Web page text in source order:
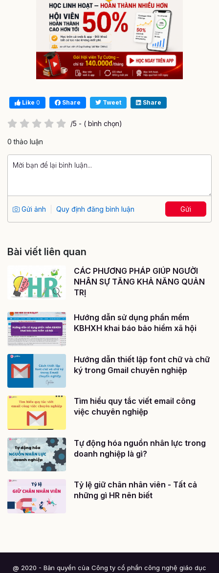
Like 0 Share Tweet Share
/5 - ( bình chọn)
0 thảo luận
Gửi ảnh Quy định đăng bình luận Gửi
Bài viết liên quan
CÁC PHƯƠNG PHÁP GIÚP NGƯỜI
NHÂN SỰ TĂNG KHẢ NĂNG QUẢN
TRỊ
Hướng dẫn sử dụng phần mềm
KBHXH khai báo bảo hiểm xã hội
Hướng dẫn thiết lập font chữ và chữ
ký trong Gmail chuyên nghiệp
Tìm hiểu quy tắc viết email công
việc chuyên nghiệp
Tự động hóa nguồn nhân lực trong
doanh nghiệp là gì?
Tỷ lệ giữ chân nhân viên - Tất cả
những gì HR nên biết
@ 2020 - Bản quyền của Công ty cổ phần công nghệ giáo dục